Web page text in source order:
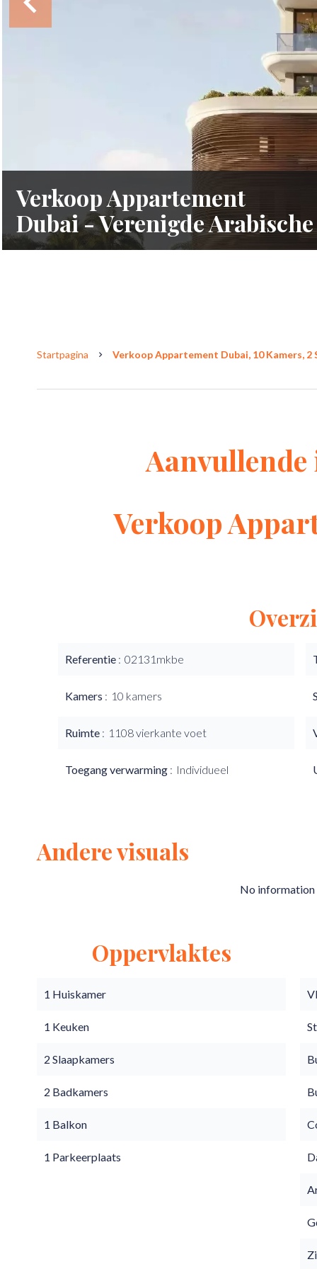
Verkoop Appartement
Dubai - Verenigde
Startpagina Verkoop Appartement Dubai, 10 Kamers, 2
Verkoop
Referentie 02131mkbe
Kamers 10 kamers
Ruimte 1108 vierkante voet
Toegang verwarming Individueel
Andere visuals
No information
Oppervlaktes
1 Huiskamer
1 Keuken
2 Slaapkamers
2 Badkamers
1 Balkon
1 Parkeerplaats